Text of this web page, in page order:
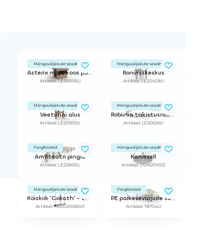
Mänguväljakute seadmed
Asterix maja koos põrandaga
Artikkel: LE20005U
Mänguväljakute seadmed
Ronimiskeskus
Artikkel: LE20408U
Mänguväljakute seadmed
Veetünni alus
Artikkel: LE20505U
Mänguväljakute seadmed
Robiinia takistusrada 7
Artikkel: LE20626U
Pargitooted
Amfiteatri pingid
Artikkel: LE20893U
Mänguväljakute seadmed
Karussell
Artikkel: 0124001002
Mänguväljakute seadmed
Köiskiik ‘Goliath’ - tüü A - 2 kohaga
Artikkel: 195002006001
Pargitooted
PE päikesevarjude süsteem, 8 varju, 9 posti
Artikkel: T8724U